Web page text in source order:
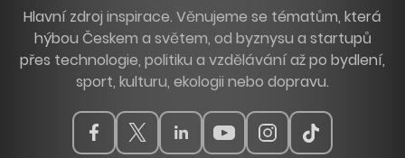
Hlavní zdroj inspirace. Věnujeme se tématům, která
hýbou Českem a světem, od byznysu a startupů
přes technologie, politiku a vzdělávání až po bydlení,
sport, kulturu, ekologii nebo dopravu.